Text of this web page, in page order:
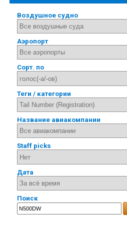
Воздушное судно
Аэропорт
Сорт. по
Теги / категории
Название авиакомпании
Staff picks
Дата
Поиск